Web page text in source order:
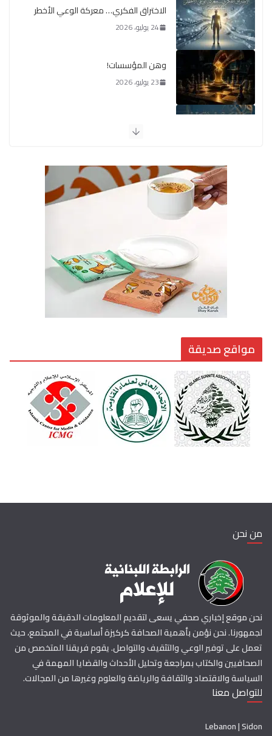
الاختراق الفكري… معركة الوعي الأخطر
24 يوليو، 2026
وهن المؤسسات!
23 يوليو، 2026
الوضع اليوم في الشرق الأوسط
6 أغسطس، 2026
مواقع صديقة
من نحن
نحن موقع إخباري صحفي يسعى لتقديم المعلومات الدقيقة والموثوقة
لجمهورنا. نحن نؤمن بأهمية الصحافة كركيزة أساسية في المجتمع، حيث
تعمل على توفير الوعي والتثقيف والتواصل. يقوم فريقنا المتخصص من
الصحافيين والكتاب بمراجعة وتحليل الأحداث والقضايا المهمة في
السياسة والاقتصاد والثقافة والرياضة والعلوم وغيرها من المجالات.
للتواصل معنا
Lebanon | Sidon